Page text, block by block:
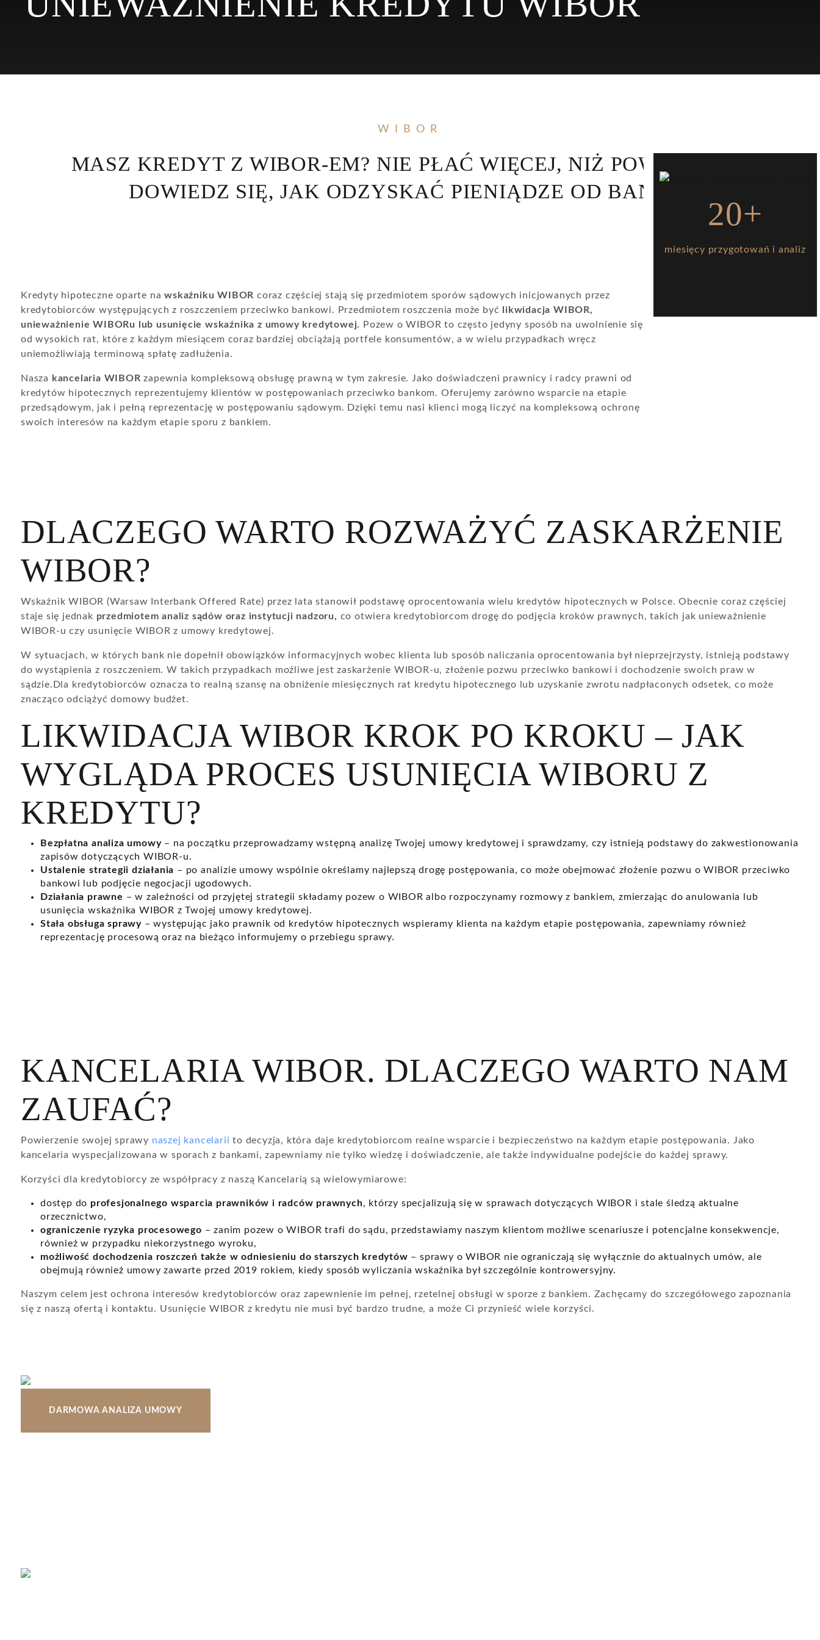
WIBOR
MASZ KREDYT Z WIBOR-EM? NIE PŁAĆ WIĘCEJ, NIŻ POWINIENEŚ.
DOWIEDZ SIĘ, JAK ODZYSKAĆ PIENIĄDZE OD BANKU.
20+
miesięcy przygotowań i analiz
Kredyty hipoteczne oparte nawskaźniku WIBOR coraz częściej stają się przedmiotem sporów sądowych inicjowanych przez
kredytobiorców występujących z roszczeniem przeciwko bankowi. Przedmiotem roszczenia może być likwidacja WIBOR,
unieważnienie WIBORu lub usunięcie wskaźnika z umowy kredytowej.
Pozew o WIBOR to często jedyny sposób na uwolnienie się
od wysokich rat, które z każdym miesiącem coraz bardziej obciążają portfele konsumentów, a w wielu przypadkach wręcz
uniemożliwiają terminową spłatę zadłużenia.
Nasza kancelaria WIBOR zapewnia kompleksową obsługę prawną w tym zakresie. Jako doświadczeni prawnicy i radcy prawni od
kredytów hipotecznych reprezentujemy klientów w postępowaniach przeciwko bankom. Oferujemy zarówno wsparcie na etapie
przedsądowym, jak i pełną reprezentację w postępowaniu sądowym. Dzięki temu nasi klienci mogą liczyć na kompleksową ochronę
swoich interesów na każdym etapie sporu z bankiem.
DLACZEGO WARTO ROZWAŻYĆ ZASKARŻENIE
WIBOR?
Wskaźnik WIBOR (Warsaw Interbank Offered Rate) przez lata stanowił podstawę oprocentowania wielu kredytów hipotecznych w Polsce. Obecnie coraz częściej
staje się jednak przedmiotem analiz sądów oraz instytucji nadzoru, co otwiera kredytobiorcom drogę do podjęcia kroków prawnych, takich jak unieważnienie
WIBOR-u czy usunięcie WIBOR z umowy kredytowej.
W sytuacjach, w których bank nie dopełnił obowiązków informacyjnych wobec klienta lub sposób naliczania oprocentowania był nieprzejrzysty, istnieją podstawy
do wystąpienia z roszczeniem. W takich przypadkach możliwe jest zaskarżenie WIBOR-u, złożenie pozwu przeciwko bankowi i dochodzenie swoich praw w
sądzie.Dla kredytobiorców oznacza to realną szansę na obniżenie miesięcznych rat kredytu hipotecznego lub uzyskanie zwrotu nadpłaconych odsetek, co może
znacząco odciążyć domowy budżet.
LIKWIDACJA WIBOR KROK PO KROKU – JAK
WYGLĄDA PROCES USUNIĘCIA WIBORU Z
KREDYTU?
Bezpłatna analiza umowy– na początku przeprowadzamy wstępną analizę Twojej umowy kredytowej i sprawdzamy, czy istnieją podstawy do zakwestionowania
zapisów dotyczących WIBOR-u.
Ustalenie strategii działania – po analizie umowy wspólnie określamy najlepszą drogę postępowania, co może obejmować złożenie pozwu o WIBOR przeciwko
bankowi lub podjęcie negocjacji ugodowych.
Działania prawne – w zależności od przyjętej strategii składamy pozew o WIBOR albo rozpoczynamy rozmowy z bankiem, zmierzając do anulowania lub
usunięcia wskaźnika WIBOR z Twojej umowy kredytowej.
Stała obsługa sprawy – występując jako prawnik od kredytów hipotecznych wspieramy klienta na każdym etapie postępowania, zapewniamy również
reprezentację procesową oraz na bieżąco informujemy o przebiegu sprawy.
KANCELARIA WIBOR. DLACZEGO WARTO NAM
ZAUFAĆ?
Powierzenie swojej sprawy naszej kancelarii to decyzja, która daje kredytobiorcom realne wsparcie i bezpieczeństwo na każdym etapie postępowania. Jako
kancelaria wyspecjalizowana w sporach z bankami, zapewniamy nie tylko wiedzę i doświadczenie, ale także indywidualne podejście do każdej sprawy.
Korzyści dla kredytobiorcy ze współpracy z naszą Kancelarią są wielowymiarowe:
dostęp do profesjonalnego wsparcia prawników i radców prawnych, którzy specjalizują się w sprawach dotyczących WIBOR i stale śledzą aktualne
orzecznictwo,
ograniczenie ryzyka procesowego – zanim pozew o WIBOR trafi do sądu, przedstawiamy naszym klientom możliwe scenariusze i potencjalne konsekwencje,
również w przypadku niekorzystnego wyroku,
możliwość dochodzenia roszczeń także w odniesieniu do starszych kredytów – sprawy o WIBOR nie ograniczają się wyłącznie do aktualnych umów, ale
obejmują również umowy zawarte przed 2019 rokiem, kiedy sposób wyliczania wskaźnika był szczególnie kontrowersyjny.
Naszym celem jest ochrona interesów kredytobiorców oraz zapewnienie im pełnej, rzetelnej obsługi w sporze z bankiem. Zachęcamy do szczegółowego zapoznania
się z naszą ofertą i kontaktu. Usunięcie WIBOR z kredytu nie musi być bardzo trudne, a może Ci przynieść wiele korzyści.
DARMOWA ANALIZA UMOWY